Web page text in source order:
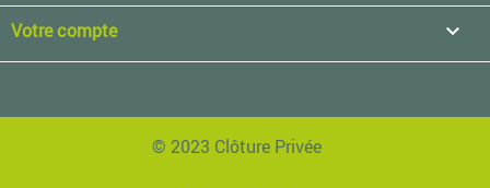
Votre compte 
© 2023 Clôture Privée